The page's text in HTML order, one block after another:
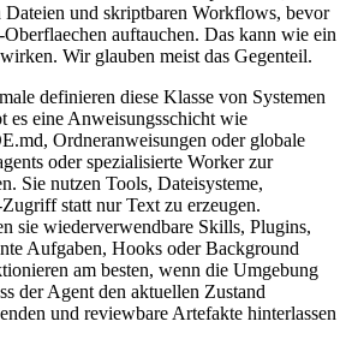
Dateien und skriptbaren Workflows, bevor
-Oberflaechen auftauchen. Das kann wie ein
wirken. Wir glauben meist das Gegenteil.
male definieren diese Klasse von Systemen
t es eine Anweisungsschicht wie
E.md, Ordneranweisungen oder globale
gents oder spezialisierte Worker zur
n. Sie nutzen Tools, Dateisysteme,
Zugriff statt nur Text zu erzeugen.
n sie wiederverwendbare Skills, Plugins,
nte Aufgaben, Hooks oder Background
tionieren am besten, wenn die Umgebung
ss der Agent den aktuellen Zustand
enden und reviewbare Artefakte hinterlassen